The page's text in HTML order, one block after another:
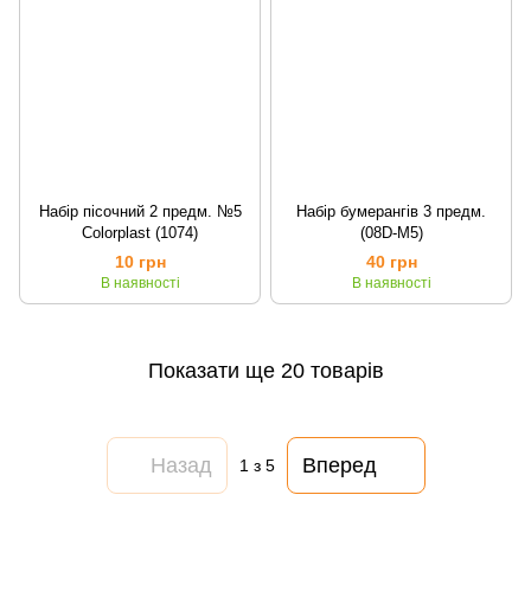
Набір пісочний 2 предм. №5
Colorplast (1074)
10 грн
В наявності
Набір бумерангів 3 предм.
(08D-M5)
40 грн
В наявності
Показати ще 20 товарів
Назад 1з 5 Вперед